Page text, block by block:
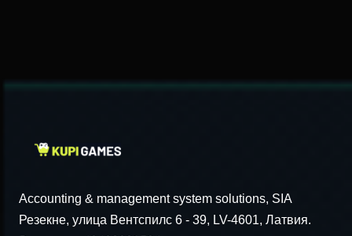
Accounting & management system solutions, SIA
Резекне, улица Вентспилс 6 - 39, LV-4601, Латвия.